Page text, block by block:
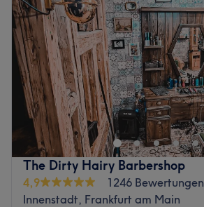
The Dirty Hairy Barbershop
4,9
1246 Bewertungen
Innenstadt, Frankfurt am Main